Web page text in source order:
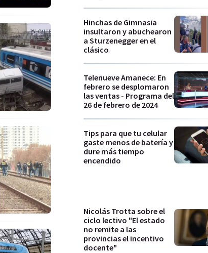
Hinchas de Gimnasia
insultaron y abuchearon
a Sturzenegger en el
clásico
Telenueve Amanece: En
febrero se desplomaron
las ventas - Programa del
26 de febrero de 2024
Tips para que tu celular
gaste menos de batería y
dure más tiempo
encendido
Nicolás Trotta sobre el
ciclo lectivo "El estado
no remite a las
provincias el incentivo
docente"